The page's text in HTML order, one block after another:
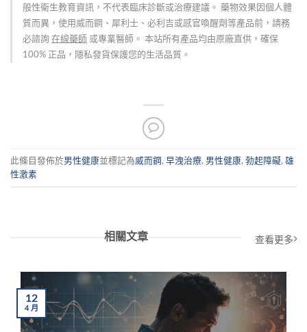
般性衛生教育資訊，不代表臨床診斷或治療建議。 藥物效果因個人體
質而異，使用威而鋼、犀利士、必利吉或感官喚醒劑等產品前，請務
必諮詢 在線藥師 或專業醫師。 本站所有產品均由原廠直供，確保
100% 正品，隱私發貨保護您的生活品質。
此條目發佈於男性健康並標記為威而鋼 , 早洩治療, 男性健康, 勃起障礙, 雄
性激素
相關文章 查看更多
12
4月